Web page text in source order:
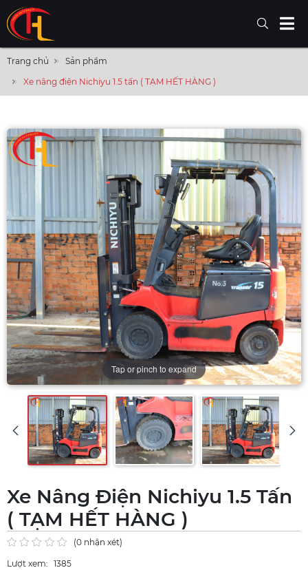
Trang chủ
Sản phẩm
Xe nâng điện Nichiyu 1.5 tấn ( TẠM HẾT HÀNG )
Tap or pinch to expand
Xe Nâng Điện Nichiyu 1.5 Tấn
( TẠM HẾT HÀNG )
(0 nhận xét)
Lượt xem: 1385